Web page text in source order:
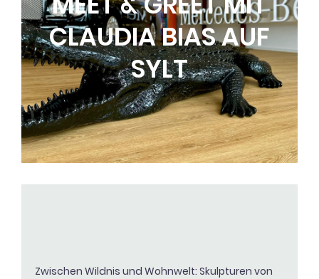
CLAUDIA BIAS AUF
SYLT
Zwischen Wildnis und Wohnwelt: Skulpturen von